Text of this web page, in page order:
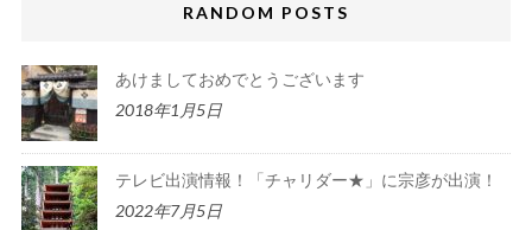
RANDOM POSTS
あけましておめでとうございます
2018年1月5日
テレビ出演情報！「チャリダー★」に宗彦が出演！
2022年7月5日